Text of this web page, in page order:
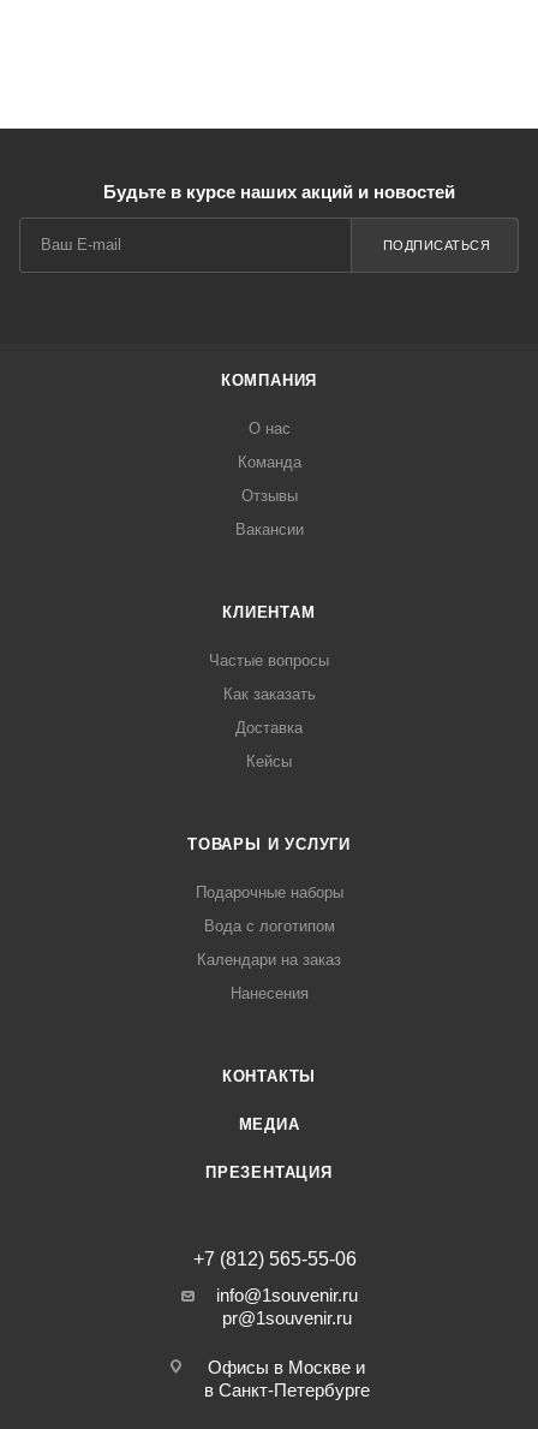
Будьте в курсе наших акций и новостей
ПОДПИСАТЬСЯ
КОМПАНИЯ
О нас
Команда
Отзывы
Вакансии
КЛИЕНТАМ
Частые вопросы
Как заказать
Доставка
Кейсы
ТОВАРЫ И УСЛУГИ
Подарочные наборы
Вода с логотипом
Календари на заказ
Нанесения
КОНТАКТЫ
МЕДИА
ПРЕЗЕНТАЦИЯ
+7 (812) 565-55-06
info@1souvenir.ru
pr@1souvenir.ru
Офисы в Москве и
в Санкт-Петербурге